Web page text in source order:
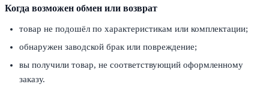
Когда возможен обмен или возврат
товар не подошёл по характеристикам или комплектации;
обнаружен заводской брак или повреждение;
вы получили товар, не соответствующий оформленному
заказу.